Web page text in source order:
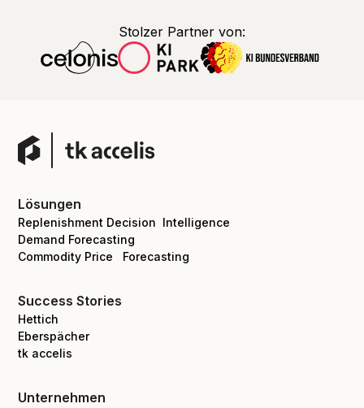
Stolzer Partner von:
Lösungen
Replenishment Decision Intelligence
Demand Forecasting
Commodity Price Forecasting
Success Stories
Hettich
Eberspächer
tk accelis
Unternehmen